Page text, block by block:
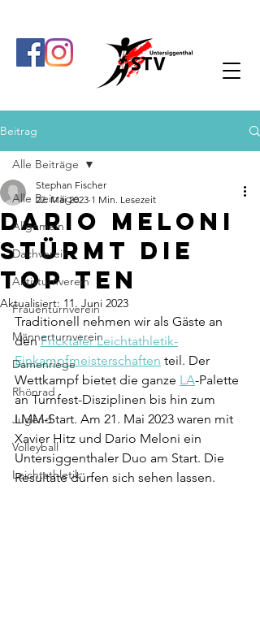
Beitrag
Alle Beiträge
Allgemein
Dachverein
Aktivturnverein
Frauenturnverein
Männerturnverein
Damenriege
Rhönrad
Jugend
Volleyball
Leichtathletik
Alle Beiträge
Dario Meloni
stürmt die
Top Ten
Stephan Fischer
22. Mai 2023 1 Min. Lesezeit
Aktualisiert: 11. Juni 2023
Traditionell nehmen wir als Gäste an
den Fricktaler Leichtathletik-
Einkampfmeisterschaften teil. Der
Wettkampf bietet die ganze LA-Palette
an Turnfest-Disziplinen bis hin zum
LMM-Start. Am 21. Mai 2023 waren mit
Xavier Hitz und Dario Meloni ein
Untersiggenthaler Duo am Start. Die
Resultate dürfen sich sehen lassen.